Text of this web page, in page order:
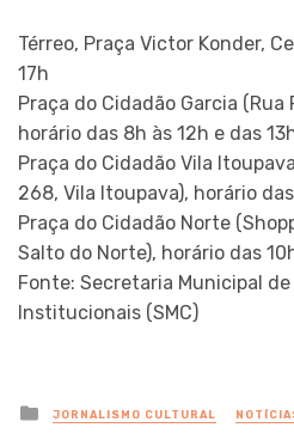
Térreo, Praça Victor Konder,
17h
Praça do Cidadão Garcia (Rua
horário das 8h às 12h e das
Praça do Cidadão Vila
268, Vila Itoupava), horário
Praça do Cidadão Norte
Salto do Norte), horário das
Fonte: Secretaria Municipal
Institucionais (SMC)
Posted
in
JORNALISMO CULTURAL